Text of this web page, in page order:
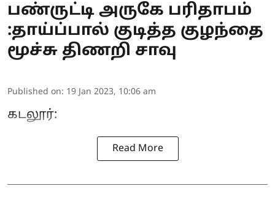
பண்ருட்டி அருகே பரிதாபம்
:தாய்ப்பால் குடித்த குழந்தை
மூச்சு திணறி சாவு
Published on: 19 Jan 2023, 10:06 am
கடலூர்:
Read More